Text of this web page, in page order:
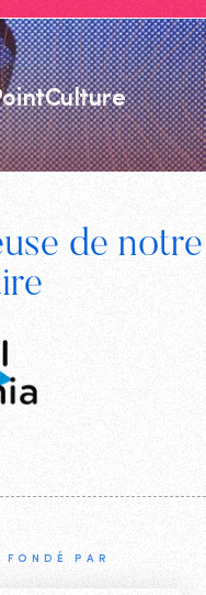
de notre
Digital
PAR